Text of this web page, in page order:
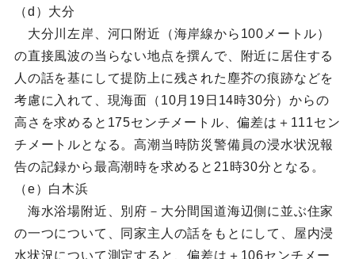
（d）大分
大分川左岸、河口附近（海岸線から100メートル）
の直接風波の当らない地点を撰んで、附近に居住する
人の話を基にして提防上に残された塵芥の痕跡などを
考慮に入れて、現海面（10月19日14時30分）からの
高さを求めると175センチメートル、偏差は＋111セン
チメートルとなる。高潮当時防災警備員の浸水状況報
告の記録から最高潮時を求めると21時30分となる。
（e）白木浜
海水浴場附近、別府－大分間国道海辺側に並ぶ住家
の一つについて、同家主人の話をもとにして、屋内浸
水状況について測定すると、偏差は＋106センチメー